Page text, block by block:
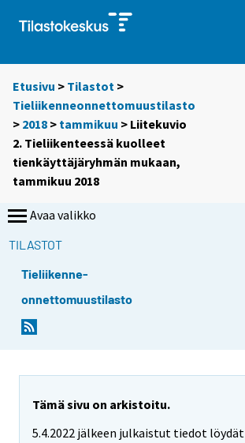
Etusivu > Tilastot >
Tieliikenneonnettomuustilasto
> 2018 > tammikuu > Liitekuvio
2. Tieliikenteessä kuolleet
tienkäyttäjäryhmän mukaan,
tammikuu 2018
Avaa valikko
TILASTOT
Tieliikenne-
onnettomuustilasto
Tämä sivu on arkistoitu.
5.4.2022 jälkeen julkaistut tiedot löydät